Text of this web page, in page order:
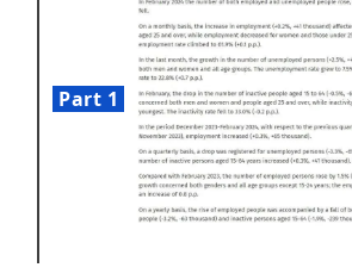
Part 1